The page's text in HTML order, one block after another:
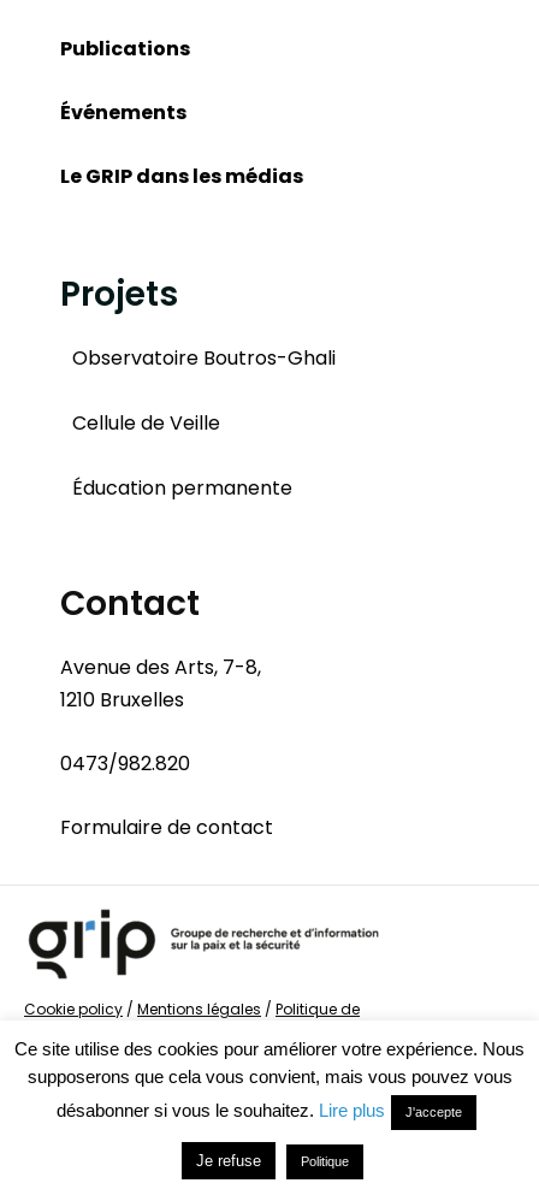
Publications
Événements
Le GRIP dans les médias
Projets
Observatoire Boutros-Ghali
Cellule de Veille
Éducation permanente
Contact
Avenue des Arts, 7-8,
1210 Bruxelles
0473/982.820
Formulaire de contact
Cookie policy / Mentions légales / Politique de
la Sécurité
Ce site utilise des cookies pour améliorer votre expérience. Nous
supposerons que cela vous convient, mais vous pouvez vous
désabonner si vous le souhaitez. Lire plus J'accepte
Je refuse Politique